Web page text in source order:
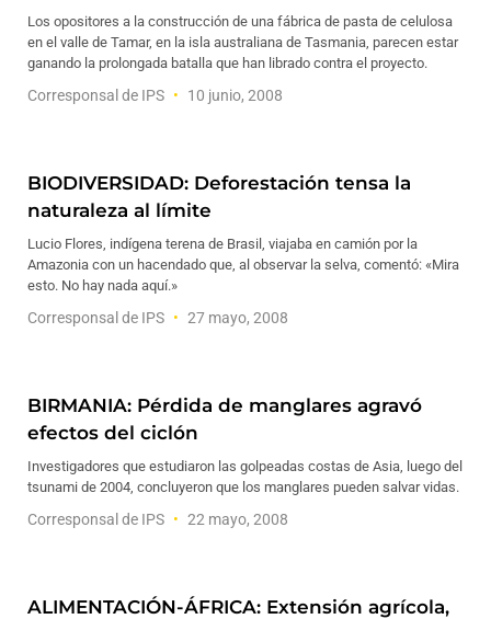
Los opositores a la construcción de una fábrica de pasta de celulosa
en el valle de Tamar, en la isla australiana de Tasmania, parecen estar
ganando la prolongada batalla que han librado contra el proyecto.
Corresponsal de IPS 10 junio, 2008
BIODIVERSIDAD: Deforestación tensa la
naturaleza al límite
Lucio Flores, indígena terena de Brasil, viajaba en camión por la
Amazonia con un hacendado que, al observar la selva, comentó: «Mira
esto. No hay nada aquí.»
Corresponsal de IPS 27 mayo, 2008
BIRMANIA: Pérdida de manglares agravó
efectos del ciclón
Investigadores que estudiaron las golpeadas costas de Asia, luego del
tsunami de 2004, concluyeron que los manglares pueden salvar vidas.
Corresponsal de IPS 22 mayo, 2008
ALIMENTACIÓN-ÁFRICA: Extensión agrícola,